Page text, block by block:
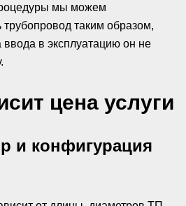
мы можем
трубопровод таким образом,
в эксплуатацию он не
цена услуги
и конфигурация